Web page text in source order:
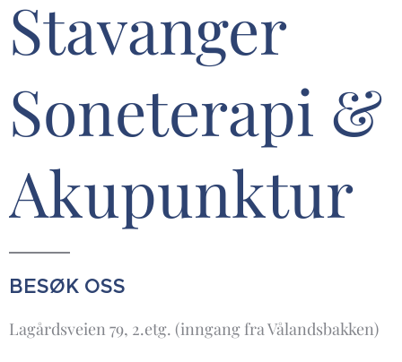
Stavanger
Soneterapi &
Akupunktur
BESØK OSS
Lagårdsveien 79, 2.etg. (inngang fra Vålandsbakken)